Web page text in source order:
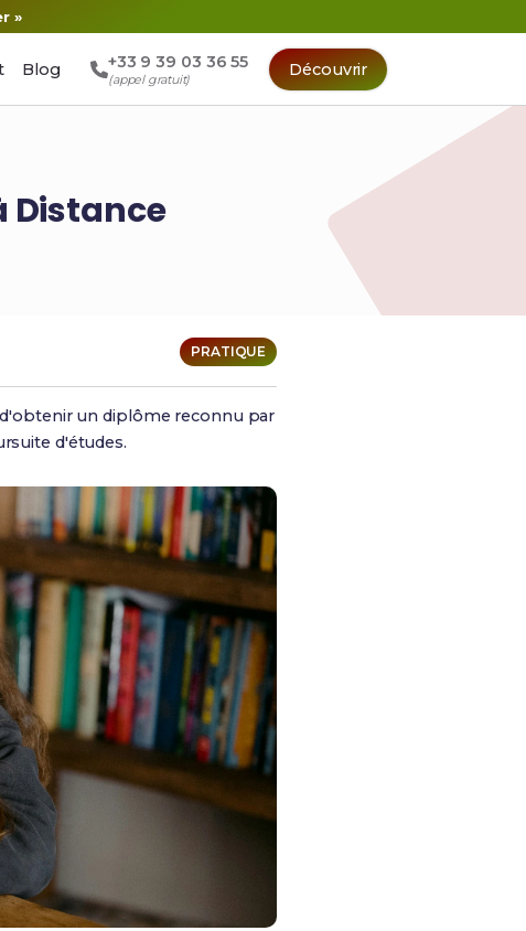
»
Blog +33 9 39 03 36 55
(appel gratuit)
Découvrir
Distance
PRATIQUE
un diplôme reconnu par
d'études.